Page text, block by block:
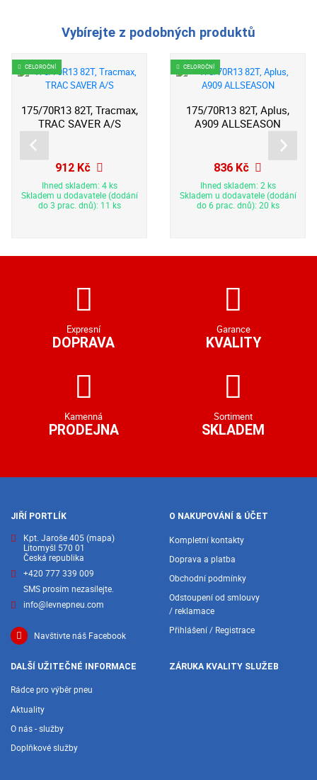
Vybírejte z podobných produktů
CELOROČNÍ
175/70R13 82T, Tracmax,
TRAC SAVER A/S
912 Kč
Ihned skladem: 4 ks
Skladem u dodavatele (dodání
do 3 prac. dnů): 11 ks
CELOROČNÍ
175/70R13 82T, Aplus,
A909 ALLSEASON
836 Kč
Ihned skladem: 2 ks
Skladem u dodavatele (dodání
do 6 prac. dnů): 20 ks
Expresní
DOPRAVA
Garance
KVALITY
Kamenná
PRODEJNA
Sortiment
SKLADEM
JIŘÍ PORTLÍK
Kpt. Jaroše 405(mapa)
Litomyšl 570 01
Česká republika
+420 777 339 009
SMS prosím nezasílejte.
info@levnepneu.com
Navštivte náš Facebook
O NAKUPOVÁNÍ & ÚČET
Kompletní kontakty
Doprava a platba
Obchodní podmínky
Odstoupení od smlouvy
/ reklamace
Přihlášení / Registrace
DALŠÍ UŽITEČNÉ INFORMACE
Rádce pro výběr pneu
Aktuality
O nás - služby
Doplňkové služby
ZÁRUKA KVALITY SLUŽEB